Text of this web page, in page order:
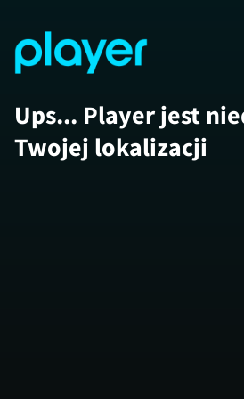
Ups... Player jest
Twojej lokalizacji